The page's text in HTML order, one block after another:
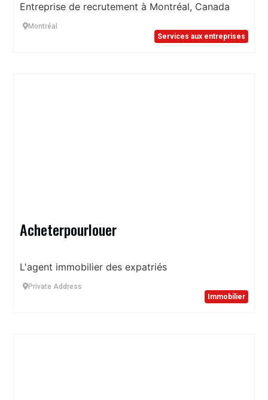
Entreprise de recrutement à Montréal, Canada
Montréal
Services aux entreprises
Acheterpourlouer
L'agent immobilier des expatriés
Private Address
Immobilier